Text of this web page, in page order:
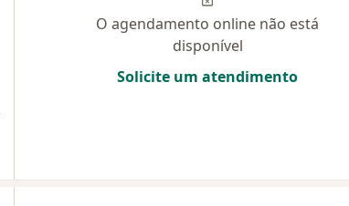
O agendamento online não está
disponível
Solicite um atendimento